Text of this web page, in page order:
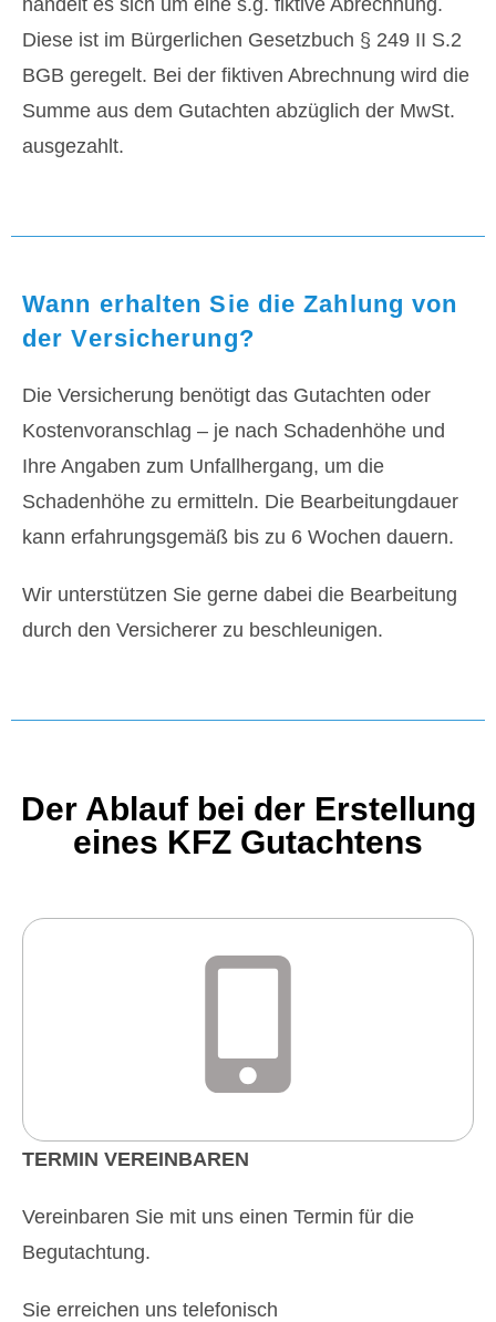
Diese ist im Bürgerlichen Gesetzbuch § 249 II S.2
BGB geregelt. Bei der fiktiven Abrechnung wird die
Summe aus dem Gutachten abzüglich der MwSt.
ausgezahlt.
Wann erhalten Sie die Zahlung von
der Versicherung?
Die Versicherung benötigt das Gutachten oder
Kostenvoranschlag – je nach Schadenhöhe und
Ihre Angaben zum Unfallhergang, um die
Schadenhöhe zu ermitteln. Die Bearbeitungdauer
kann erfahrungsgemäß bis zu 6 Wochen dauern.
Wir unterstützen Sie gerne dabei die Bearbeitung
durch den Versicherer zu beschleunigen.
Der Ablauf bei der Erstellung
eines KFZ Gutachtens
TERMIN VEREINBAREN
Vereinbaren Sie mit uns einen Termin für die
Begutachtung.
Sie erreichen uns telefonisch